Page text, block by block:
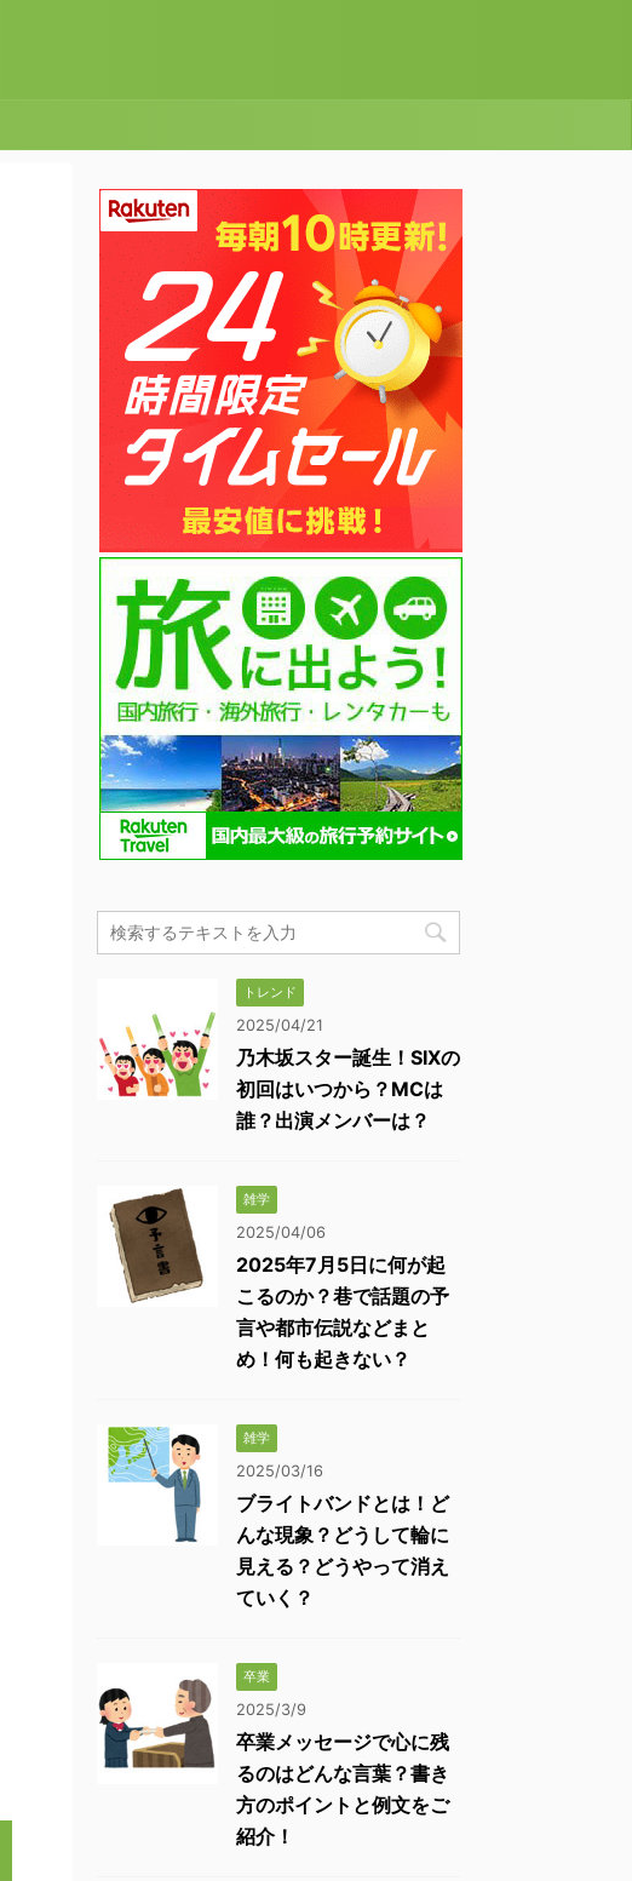
トレンド
2025/04/21
乃木坂スター誕生！SIXの
初回はいつから？MCは
誰？出演メンバーは？
雑学
2025/04/06
2025年7月5日に何が起
こるのか？巷で話題の予
言や都市伝説などまと
め！何も起きない？
雑学
2025/03/16
ブライトバンドとは！ど
んな現象？どうして輪に
見える？どうやって消え
ていく？
卒業
2025/3/9
卒業メッセージで心に残
るのはどんな言葉？書き
方のポイントと例文をご
紹介！